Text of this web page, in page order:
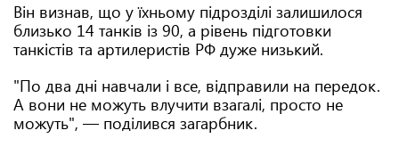
Він визнав, що у їхньому підрозділі залишилося
близько 14 танків із 90, а рівень підготовки
танкістів та артилеристів РФ дуже низький.
"По два дні навчали і все, відправили на передок.
А вони не можуть влучити взагалі, просто не
можуть", — поділився загарбник.